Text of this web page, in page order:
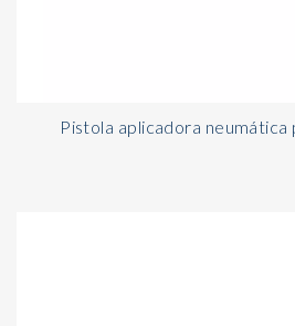
Pistola aplicadora